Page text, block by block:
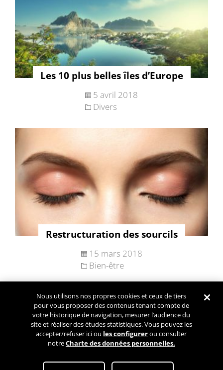
Les 10 plus belles îles d’Europe
5 avril 2018
Divers
Restructuration des sourcils
15 mars 2018
Bien-être
Navigation
des
articles
Articles plus
anciens
Conditions Générales d’Utilisation Paramétrez mes cookies
Nous utilisons nos propres cookies et ceux de tiers
pour vous proposer des contenus tenant compte de
votre historique de navigation, mesurer l’audience du
site et réaliser des études statistiques. Vous pouvez les
accepter/refuser ici ou les configurerou consulter
notreCharte des données personnelles.